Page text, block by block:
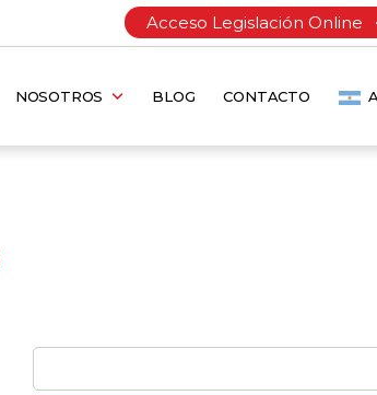
Acceso Legislación Online
NOSOTROS BLOG CONTACTO